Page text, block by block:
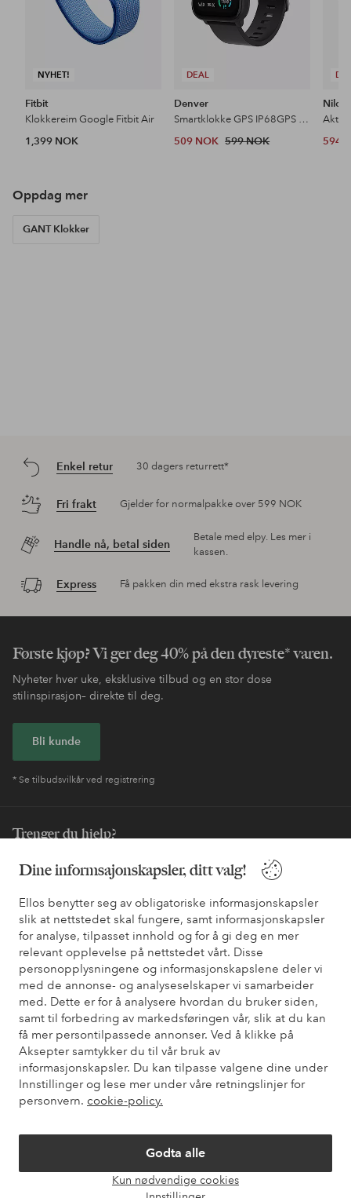
Dine informsajonskapsler, ditt valg!
Ellos benytter seg av obligatoriske informasjonskapsler
slik at nettstedet skal fungere, samt informasjonskapsler
for analyse, tilpasset innhold og for å gi deg en mer
relevant opplevelse på nettstedet vårt. Disse
personopplysningene og informasjonskapslene deler vi
med de annonse- og analyseselskaper vi samarbeider
med. Dette er for å analysere hvordan du bruker siden,
samt til forbedring av markedsføringen vår, slik at du kan
få mer persontilpassede annonser. Ved å klikke på
Aksepter samtykker du til vår bruk av
informasjonskapsler. Du kan tilpasse valgene dine under
Innstillinger og lese mer under våre retningslinjer for
personvern. cookie-policy.
Godta alle
Kun nødvendige cookies
NYHET!
Fitbit
Klokkereim Google Fitbit Air
1,399 NOK
DEAL
Denver
Smartklokke GPS IP68GPS IP68
509 NOK 599 NOK
Nilox
594
Oppdag mer
GANT Klokker
Enkel retur 30 dagers returrett*
Fri frakt Gjelder for normalpakke over 599 NOK
Handle nå, betal siden
Betale med elpy. Les mer i
kassen.
Express Få pakken din med ekstra rask levering
Første kjøp? Vi ger deg 40% på den dyreste* varen.
Nyheter hver uke, eksklusive tilbud og en stor dose
stilinspirasjon– direkte til deg.
Bli kunde
* Se tilbudsvilkår ved registrering
Trenger du hjelp?
Du finner svar på de vanligste spørsmålene i vår FAQ. Du finner
også informasjon om hvordan du kan kontakte oss.
Kundeservice Bestilling Betalingsmåte
Mine sider
Om Ellos
Våre tjenester